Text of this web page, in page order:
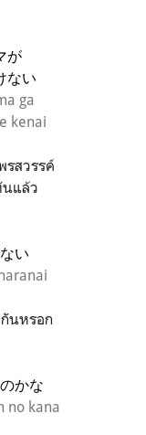
が
ない
ga
kenai
สวรรค์
แล้ว
い
นหรอก
かな
no kana